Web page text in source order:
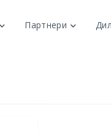
Партнери